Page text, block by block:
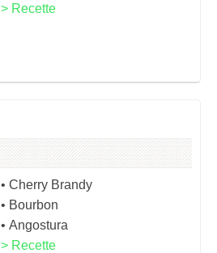
> Recette
• Cherry Brandy
• Bourbon
• Angostura
> Recette